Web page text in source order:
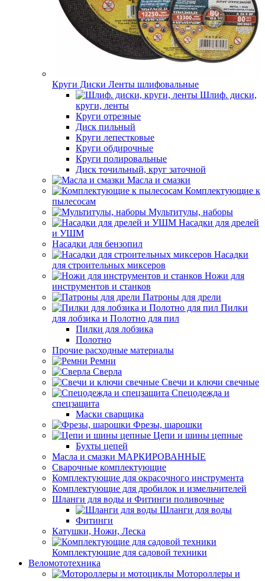
Круги Диски Ленты шлифовальные
Шлиф. диски,
круги, ленты
Круги отрезные
Диск пильный
Круги лепестковые
Круги обдирочные
Круги полировальные
Диск точильный, круг заточной
Масла и смазки
Комплектующие к
пылесосам
Мультитулы, наборы
Насадки для дрелей
и УШМ
Насадки для бензопил
Насадки
для строительных миксеров
Ножи для
инструментов и станков
Патроны для дрели
Пилки
для лобзика и Полотно для пил
Пилки для лобзика
Полотно
Прочие расходные материалы
Ремни
Сверла
Свечи и ключи свечные
Спецодежда и
спецзащита
Маски сварщика
Фрезы, шарошки
Цепи и шины цепные
Бухты цепей
Масла и смазки МАРКИРОВАННЫЕ
Сварочные комплектующие
Комплектующие для окрасочного инструмента
Комплектующие для дробилок и измельчителей
Шланги для воды и Фитинги поливочные
Шланги для воды
Фитинги
Катушки, Ножи, Леска
Комплектующие для садовой техники
Веломототехника
Мотороллеры и